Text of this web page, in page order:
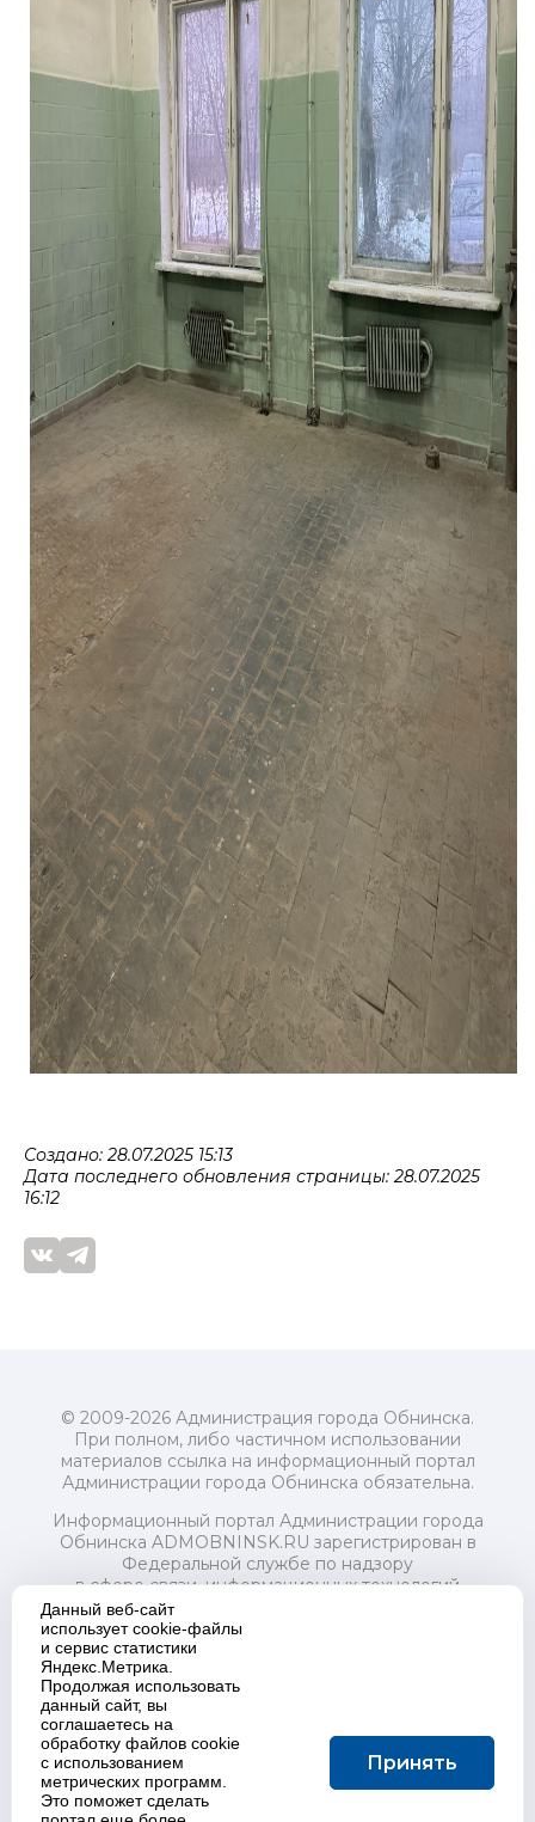
Создано: 28.07.2025 15:13
Дата последнего обновления страницы: 28.07.2025
16:12
© 2009-2026 Администрация города Обнинска.
При полном, либо частичном использовании
материалов ссылка на информационный портал
Администрации города Обнинска обязательна.
Информационный портал Администрации города
Обнинска ADMOBNINSK.RU зарегистрирован в
Федеральной службе по надзору
в сфере связи, информационных технологий
и массовых коммуникаций (Роскомнадзор) 24 июля
2018 года.
Свидетельство о регистрации Эл № ФС77-73321
Учредитель: Администрация (исполнительно-
распорядительный орган) городского округа "Город
Обнинск". Главный редактор: Байкова Е.А.
Адрес электронной почты Редакции:
redactor@admobninsk.ru
Телефон Редакции: +7 (484) 395-85-85
Данный веб-сайт
использует cookie-файлы
и сервис статистики
Яндекс.Метрика.
Продолжая использовать
данный сайт, вы
соглашаетесь на
обработку файлов cookie
с использованием
метрических программ.
Это поможет сделать
Принять